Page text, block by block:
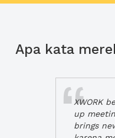
Apa kata
XWORK
up
brings